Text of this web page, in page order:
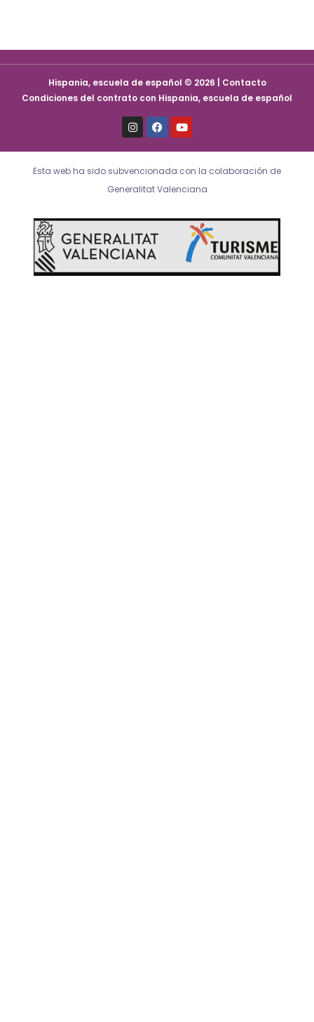
Hispania, escuela de español © 2026 | Contacto
Condiciones del contrato con Hispania, escuela de español
I
n
s
t
g
r
a
F
a
c
e
o
o
k
Y
o
u
t
b
e
Esta web ha sido subvencionada con la colaboración de
Generalitat Valenciana